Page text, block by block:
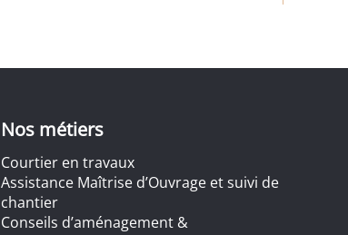
Nos métiers
Courtier en travaux
Assistance Maîtrise d’Ouvrage et suivi de
chantier
Conseils d’aménagement &